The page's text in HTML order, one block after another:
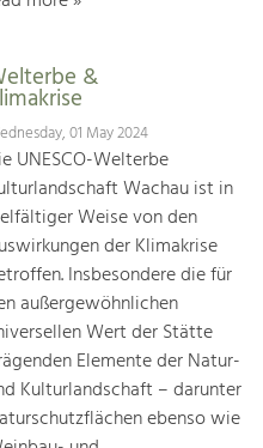
&
01 May 2024
UNESCO-Welterbe
Wachau ist in
Weise von den
der Klimakrise
Insbesondere die für
außergewöhnlichen
Wert der Stätte
Elemente der Natur-
Kulturlandschaft – darunter
ebenso wie